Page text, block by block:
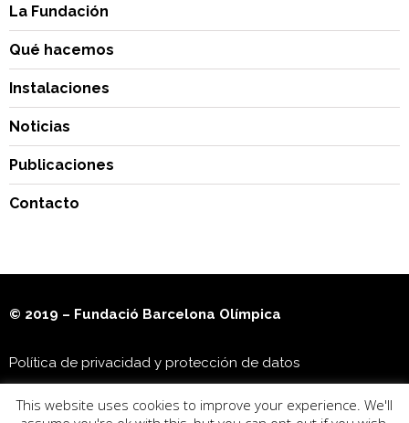
La Fundación
Qué hacemos
Instalaciones
Noticias
Publicaciones
Contacto
© 2019 – Fundació Barcelona Olímpica
Política de privacidad y protección de datos
This website uses cookies to improve your experience. We'll